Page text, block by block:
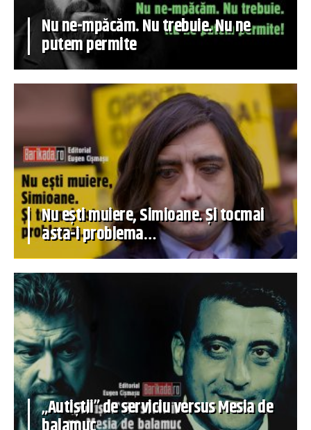
Nu ne-mpăcăm. Nu trebuie. Nu ne
putem permite
Nu ești muiere, Simioane. Și tocmai
asta-i problema…
„Autiștii” de serviciu versus Mesia de